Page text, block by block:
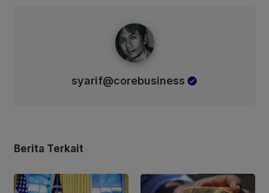
syarif@corebusiness
Berita Terkait